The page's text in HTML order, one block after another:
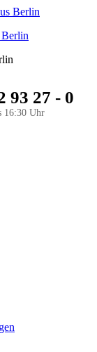
93 27 - 0
16:30 Uhr